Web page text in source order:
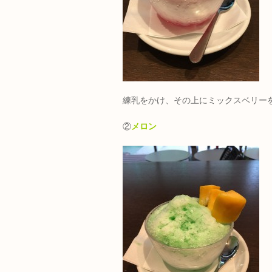
練乳をかけ、その上にミックスベリー
②メロン